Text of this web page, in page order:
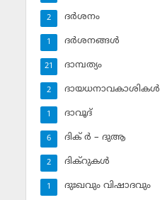
ദര്‍ശനം
2
ദര്‍ശനങ്ങള്‍
1
ദാമ്പത്യം
21
ദായധനാവകാശികള്‍
2
ദാവൂദ്‌
1
ദിക് ര്‍ – ദുആ
6
ദിക്‌റുകള്‍
2
ദുഃഖവും വിഷാദവും
1